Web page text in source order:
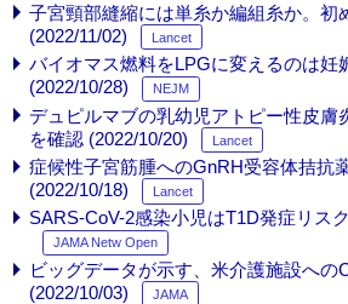
子宮頸部縫縮には単糸か編組糸か。初
(2022/11/02)
Lancet
バイオマス燃料をLPGに変えるのは妊
(2022/10/28)
NEJM
デュピルマブの乳幼児アトピー性皮膚
を確認 (2022/10/20)
Lancet
症候性子宮筋腫へのGnRH受容体拮抗
(2022/10/18)
Lancet
SARS-CoV-2感染小児はT1D発症リス
JAMA Netw Open
ビッグデータが示す、米介護施設への
(2022/10/03)
JAMA